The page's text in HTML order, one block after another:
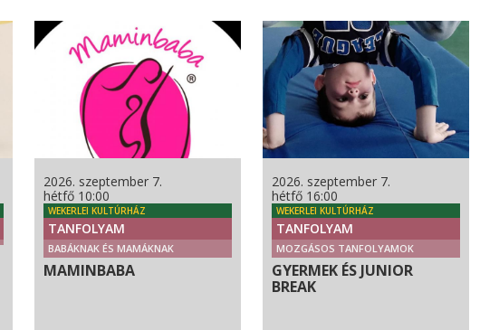
2026. szeptember 7.
hétfő 10:00
WEKERLEI KULTÚRHÁZ
TANFOLYAM
BABÁKNAK ÉS MAMÁKNAK
MAMINBABA
2026. szeptember 7.
hétfő 16:00
WEKERLEI KULTÚRHÁZ
TANFOLYAM
MOZGÁSOS TANFOLYAMOK
GYERMEK ÉS JUNIOR
BREAK